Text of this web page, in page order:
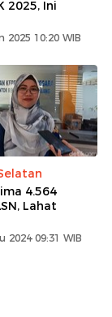
2025, Ini
2025 10:20 WIB
4.564
Lahat
2024 09:31 WIB